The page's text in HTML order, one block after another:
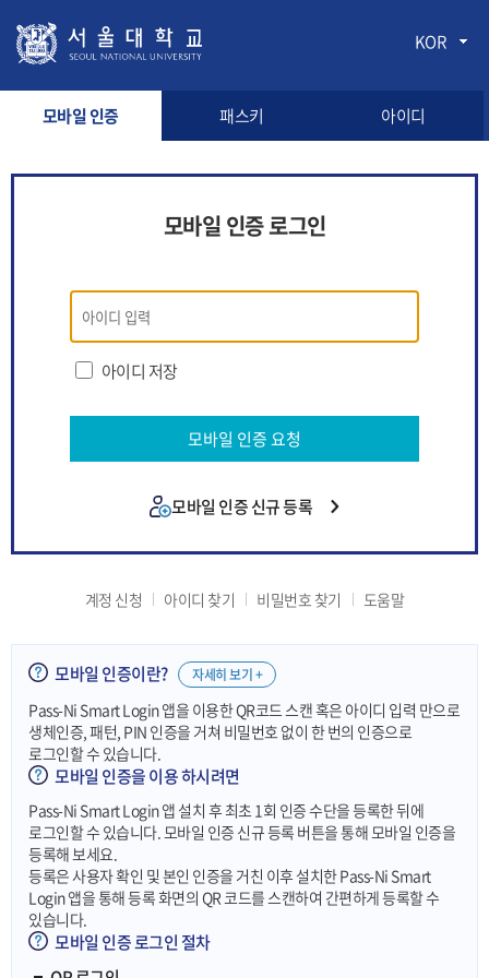
KOR
모바일 인증 패스키 아이디
모바일 인증 로그인
모바일
인증
로그인
아이디 저장
모바일 인증 요청
모바일 인증 신규 등록
계정 신청 아이디 찾기 비밀번호 찾기 도움말
모바일 인증이란? 자세히 보기 +
Pass-Ni Smart Login 앱을 이용한 QR코드 스캔 혹은 아이디 입력 만으로
생체인증, 패턴, PIN 인증을 거쳐 비밀번호 없이 한 번의 인증으로
로그인할 수 있습니다.
모바일 인증을 이용 하시려면
Pass-Ni Smart Login 앱 설치 후 최초 1회 인증 수단을 등록한 뒤에
로그인할 수 있습니다. 모바일 인증 신규 등록 버튼을 통해 모바일 인증을
등록해 보세요.
등록은 사용자 확인 및 본인 인증을 거친 이후 설치한 Pass-Ni Smart
Login 앱을 통해 등록 화면의 QR 코드를 스캔하여 간편하게 등록할 수
있습니다.
모바일 인증 로그인 절차